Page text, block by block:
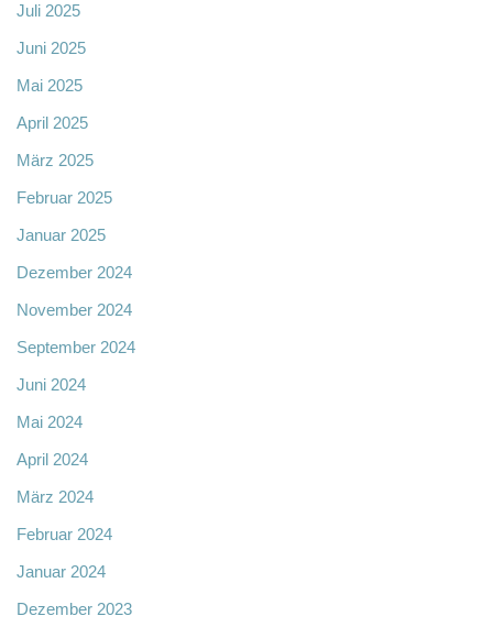
Juli 2025
Juni 2025
Mai 2025
April 2025
März 2025
Februar 2025
Januar 2025
Dezember 2024
November 2024
September 2024
Juni 2024
Mai 2024
April 2024
März 2024
Februar 2024
Januar 2024
Dezember 2023